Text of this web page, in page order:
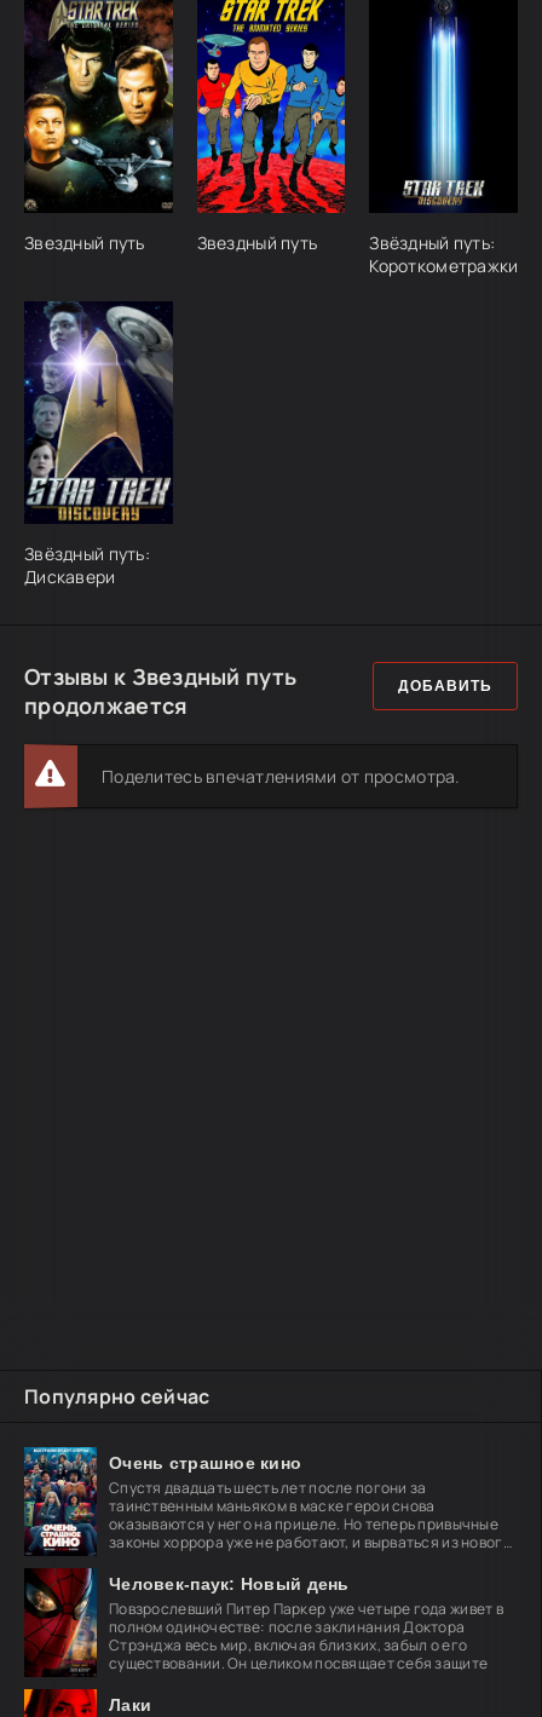
Популярно сейчас
Очень страшное кино
Спустя двадцать шесть лет после погони за
таинственным маньяком в маске герои снова
оказываются у него на прицеле. Но теперь привычные
законы хоррора уже не работают, и вырваться из нового
Человек-паук: Новый день
Повзрослевший Питер Паркер уже четыре года живет в
полном одиночестве: после заклинания Доктора
Стрэнджа весь мир, включая близких, забыл о его
существовании. Он целиком посвящает себя защите
Лаки
Звездный путь Звездный путь
Звёздный путь:
Короткометражки
Звёздный путь:
Дискавери
Отзывы к Звездный путь
продолжается
ДОБАВИТЬ
Поделитесь впечатлениями от просмотра.